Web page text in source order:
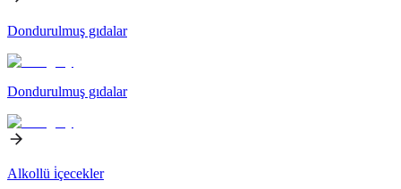
Dondurulmuş gıdalar
Dondurulmuş gıdalar
Alkollü i̇çecekler